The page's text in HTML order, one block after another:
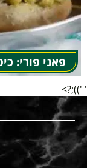
פאני פורי:
' '));?>